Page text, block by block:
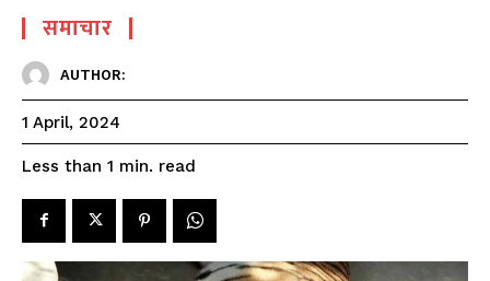
समाचार
AUTHOR:
1 April, 2024
Less than 1 min. read